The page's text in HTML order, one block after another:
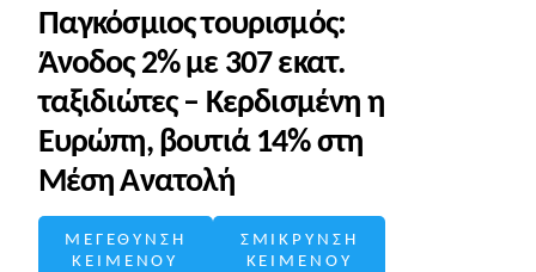
Παγκόσμιος τουρισμός:
Άνοδος 2% με 307 εκατ.
ταξιδιώτες – Κερδισμένη η
Ευρώπη, βουτιά 14% στη
Μέση Ανατολή
ΜΕΓΕΘΥΝΣΗ
ΚΕΙΜΕΝΟΥ
ΣΜΙΚΡΥΝΣΗ
ΚΕΙΜΕΝΟΥ